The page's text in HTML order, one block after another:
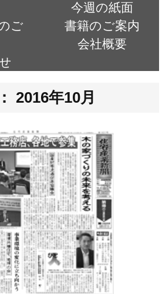
今週の紙面
ご
書籍のご案内
会社概要
2016年10月